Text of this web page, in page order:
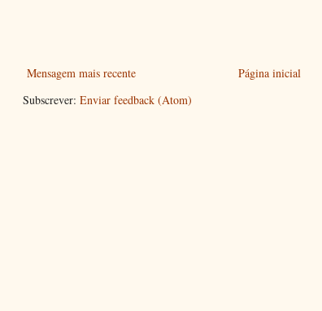
Mensagem mais recente
Página inicial
Subscrever: Enviar feedback (Atom)